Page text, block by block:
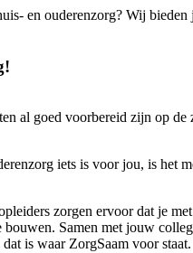
en ouderenzorg? Wij bieden
al goed voorbereid zijn op de
iets is voor jou, is het
zorgen ervoor dat je
Samen met jouw
is waar ZorgSaam voor staat.